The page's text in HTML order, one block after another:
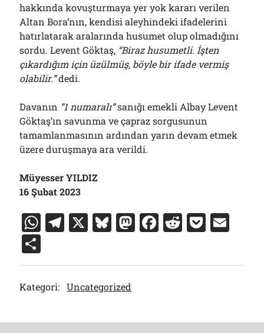
hakkında kovuşturmaya yer yok kararı verilen
Altan Bora’nın, kendisi aleyhindeki ifadelerini
hatırlatarak aralarında husumet olup olmadığını
sordu. Levent Göktaş, “Biraz husumetli. İşten
çıkardığım için üzülmüş, böyle bir ifade vermiş
olabilir.”dedi.
Davanın “1 numaralı”sanığı emekli Albay Levent
Göktaş’ın savunma ve çapraz sorgusunun
tamamlanmasının ardından yarın devam etmek
üzere duruşmaya ara verildi.
Müyesser YILDIZ
16 Şubat 2023
W
at
s
A
p
T
e
gr
a
m
X Bl
e
s
k
y
M
st
o
F
c
o
R
d
P
c ai
h
ar
e
Kategori: Uncategorized